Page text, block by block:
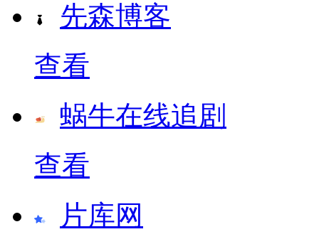
先森博客
查看
蜗牛在线追剧
查看
片库网